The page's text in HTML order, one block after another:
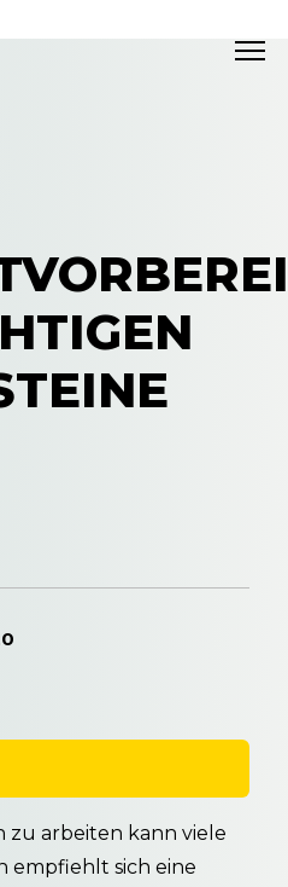
zu arbeiten kann viele
empfiehlt sich eine